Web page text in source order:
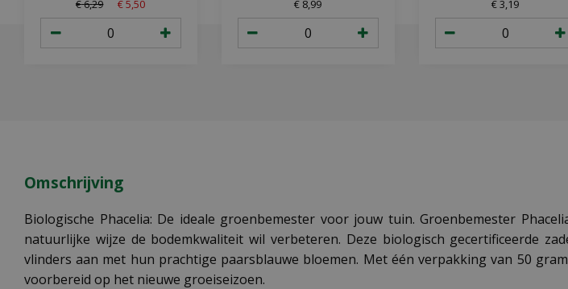
€6,29 €5,50 € 8,99 €3,19
Omschrijving
Biologische Phacelia: De ideale groenbemester voor jouw tuin. Groenbemester
natuurlijke wijze de bodemkwaliteit wil verbeteren. Deze biologisch gecertificeerde
vlinders aan met hun prachtige paarsblauwe bloemen. Met één verpakking van 50
voorbereid op het nieuwe groeiseizoen.